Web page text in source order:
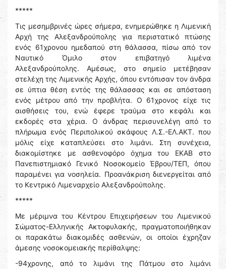
*****
Τις μεσημβρινές ώρες σήμερα, ενημερώθηκε η Λιμενική
Αρχή της Αλεξανδρούπολης για περιστατικό πτώσης
ενός 61χρονου ημεδαπού στη θάλασσα, πίσω από τον
Ναυτικό Όμιλο στον επιβατηγό λιμένα
Αλεξανδρούπολης. Αμέσως, στο σημείο μετέβησαν
στελέχη της Λιμενικής Αρχής, όπου εντόπισαν τον άνδρα
σε ύπτια θέση εντός της θάλασσας και σε απόσταση
ενός μέτρου από την προβλήτα. Ο 61χρονος είχε τις
αισθήσεις του, ενώ έφερε τραύμα στο κεφάλι και
εκδορές στα χέρια. Ο άνδρας περισυνελέγη από το
πλήρωμα ενός Περιπολικού σκάφους Λ.Σ.-ΕΛ.ΑΚΤ. που
μόλις είχε καταπλεύσει στο λιμάνι. Στη συνέχεια,
διακομίστηκε με ασθενοφόρο όχημα του ΕΚΑΒ στο
Πανεπιστημιακό Γενικό Νοσοκομείο Έβρου/ΤΕΠ, όπου
παραμένει για νοσηλεία. Προανάκριση διενεργείται από
το Κεντρικό Λιμεναρχείο Αλεξανδρούπολης.
*****
Με μέριμνα του Κέντρου Επιχειρήσεων του Λιμενικού
Σώματος-Ελληνικής Ακτοφυλακής, πραγματοποιήθηκαν
οι παρακάτω διακομιδές ασθενών, οι οποίοι έχρηζαν
άμεσης νοσοκομειακής περίθαλψης:
-94χρονης, από το λιμάνι της Πάτμου στο λιμάνι